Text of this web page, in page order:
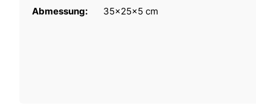
Abmessung:
35x25x5 cm